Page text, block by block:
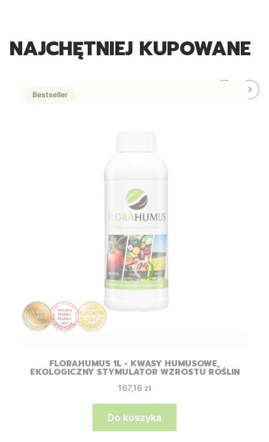
NAJCHĘTNIEJ KUPOWANE
Bestseller
FLORAHUMUS 1L - KWASY HUMUSOWE,
EKOLOGICZNY STYMULATOR WZROSTU ROŚLIN
Cena
167,16 zł
Do koszyka